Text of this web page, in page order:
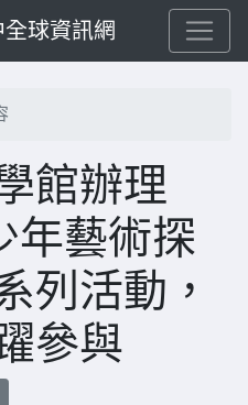
球資訊網
館辦理
年藝術探
列活動，
參與